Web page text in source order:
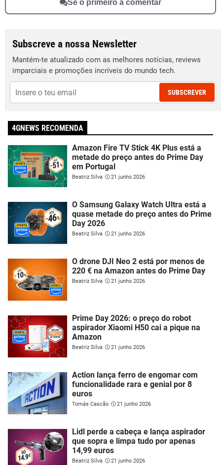
Sê o primeiro a comentar
Subscreve a nossa Newsletter
Mantém-te atualizado com as melhores notícias, reviews
imparciais e promoções incríveis do mundo tech.
SUBSCREVER
4GNEWS RECOMENDA
Amazon Fire TV Stick 4K Plus está a
metade do preço antes do Prime Day
em Portugal
Beatriz Silva 21 junho 2026
O Samsung Galaxy Watch Ultra está a
quase metade do preço antes do Prime
Day 2026
Beatriz Silva 21 junho 2026
O drone DJI Neo 2 está por menos de
220 € na Amazon antes do Prime Day
Beatriz Silva 21 junho 2026
Prime Day 2026: o preço do robot
aspirador Xiaomi H50 cai a pique na
Amazon
Beatriz Silva 21 junho 2026
Action lança ferro de engomar com
funcionalidade rara e genial por 8
euros
Tomás Cascão 21 junho 2026
Lidl perde a cabeça e lança aspirador
que sopra e limpa tudo por apenas
14,99 euros
Beatriz Silva 21 junho 2026